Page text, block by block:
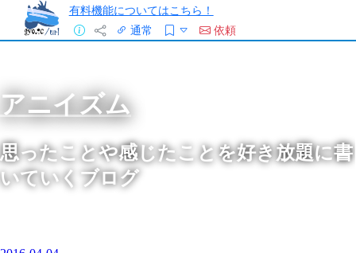
有料機能についてはこちら！
通常
依頼